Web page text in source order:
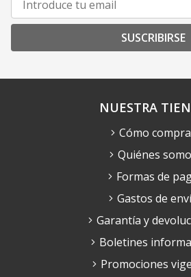
SUSCRIBIRSE
NUESTRA
Cómo
Quiénes
Formas de
Gastos de
Garantía y
Boletines
Promociones